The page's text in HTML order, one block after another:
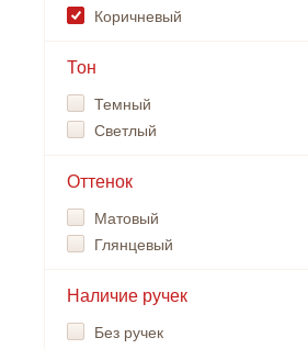
Коричневый
Тон
Темный
Светлый
Оттенок
Матовый
Глянцевый
Наличие ручек
Без ручек